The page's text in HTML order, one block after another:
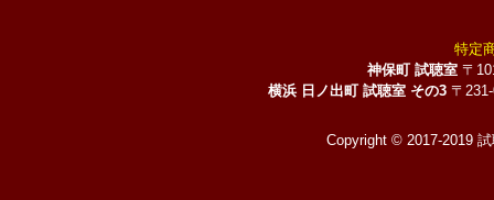
特定
神保町 試聴室 〒
横浜 日ノ出町 試聴室 その3 〒
Copyright © 2017-2019